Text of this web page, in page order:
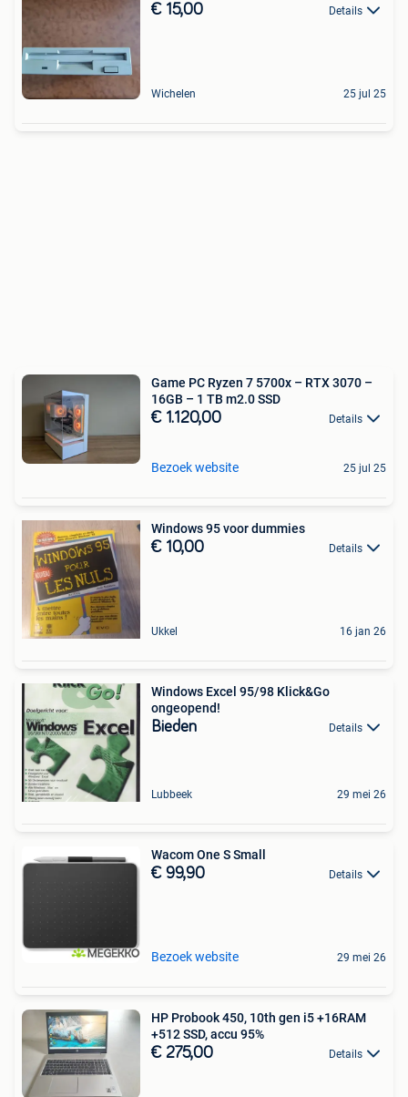
€ 15,00 Details
Wichelen 25 jul 25
Game PC Ryzen 7 5700x – RTX 3070 –
16GB – 1 TB m2.0 SSD
€ 1.120,00 Details
Bezoek website 25 jul 25
Windows 95 voor dummies
€ 10,00 Details
Ukkel 16 jan 26
Windows Excel 95/98 Klick&Go
ongeopend!
Bieden Details
Lubbeek 29 mei 26
Wacom One S Small
€ 99,90 Details
Bezoek website 29 mei 26
HP Probook 450, 10th gen i5 +16RAM
+512 SSD, accu 95%
€ 275,00 Details